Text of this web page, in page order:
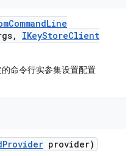
CommandLine
, IKeyStoreClient
命令行实参集设置配置
Provider provider)